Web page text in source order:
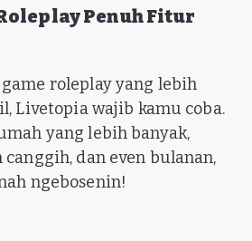
Penuh Fitur
roleplay yang lebih
Livetopia wajib kamu coba.
yang lebih banyak,
dan even bulanan,
ngebosenin!